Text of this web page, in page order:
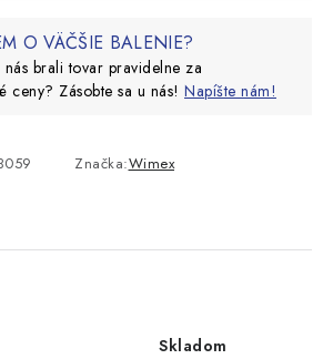
O VÄČŠIE BALENIE?
brali tovar pravidelne za
ceny? Zásobte sa u nás! Napíšte nám!
Značka:Wimex
Skladom